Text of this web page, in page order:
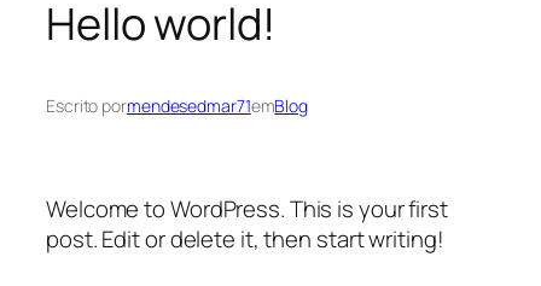
Hello world!
Escrito pormendesedmar71emBlog
Welcome to WordPress. This is your first
post. Edit or delete it, then start writing!